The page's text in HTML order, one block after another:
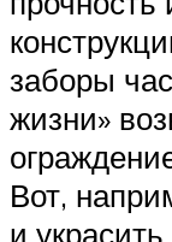
заборы
жизни»
Вот,
и